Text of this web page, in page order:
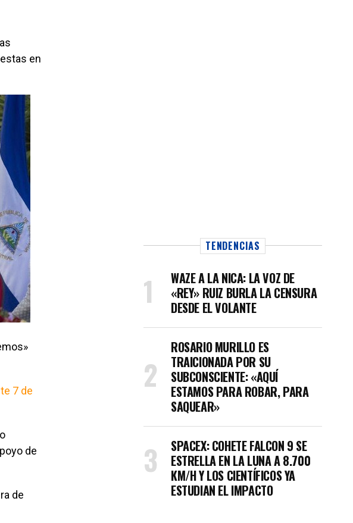
en
7 de
de
de
TENDENCIAS
WAZE A LA NICA: LA VOZ DE
«REY» RUIZ BURLA LA CENSURA
DESDE EL VOLANTE
ROSARIO MURILLO ES
TRAICIONADA POR SU
SUBCONSCIENTE: «AQUÍ
ESTAMOS PARA ROBAR, PARA
SAQUEAR»
SPACEX: COHETE FALCON 9 SE
ESTRELLA EN LA LUNA A 8.700
KM/H Y LOS CIENTÍFICOS YA
ESTUDIAN EL IMPACTO